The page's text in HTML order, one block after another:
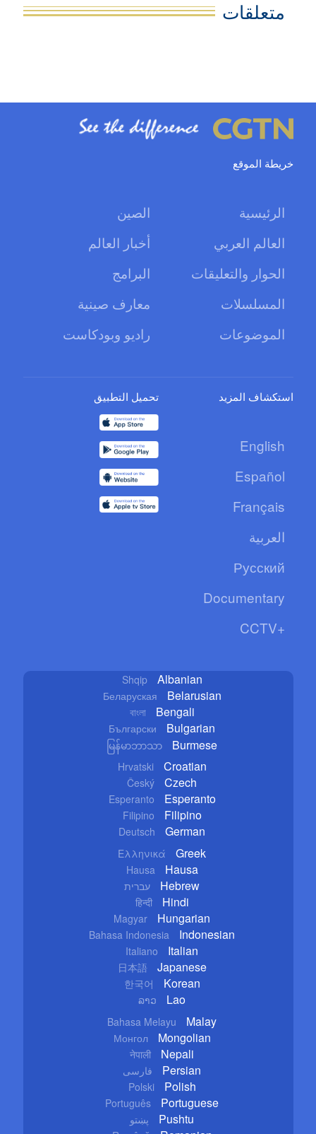
متعلقات
خريطة الموقع
الرئيسية
الصين
العالم العربي
أخبار العالم
الحوار والتعليقات
البرامج
المسلسلات
معارف صينية
الموضوعات
راديو وبودكاست
استكشاف المزيد
English
Español
Français
العربية
Русский
Documentary
CCTV+
تحميل التطبيق
Shqip Albanian
Беларуская Belarusian
বাংলা Bengali
Български Bulgarian
မြန်မာဘာသာ Burmese
Hrvatski Croatian
Český Czech
Esperanto Esperanto
Filipino Filipino
Deutsch German
Ελληνικά Greek
Hausa Hausa
עברית Hebrew
हिन्दी Hindi
Magyar Hungarian
Bahasa Indonesia Indonesian
Italiano Italian
日本語 Japanese
한국어 Korean
ລາວ Lao
Bahasa Melayu Malay
Монгол Mongolian
नेपाली Nepali
فارسی Persian
Polski Polish
Português Portuguese
پښتو Pushtu